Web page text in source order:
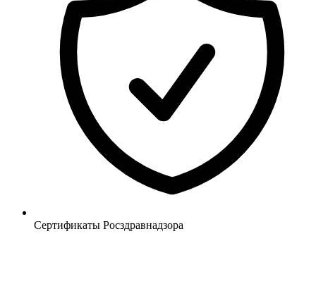
Сертификаты Росздравнадзора